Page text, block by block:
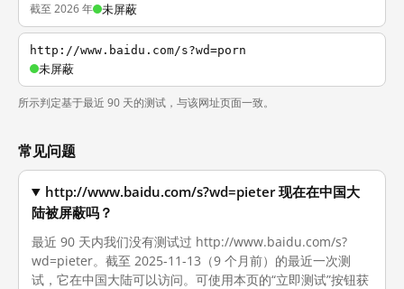
截至 2026 年 未屏蔽
http://www.baidu.com/s?wd=porn
未屏蔽
所示判定基于最近 90 天的测试，与该网址页面一致。
常见问题
http://www.baidu.com/s?wd=pieter 现在在中国大
陆被屏蔽吗？
最近 90 天内我们没有测试过 http://www.baidu.com/s?
wd=pieter。截至 2025-11-13（9 个月前）的最近一次测
试，它在中国大陆可以访问。可使用本页的“立即测试”按钮获